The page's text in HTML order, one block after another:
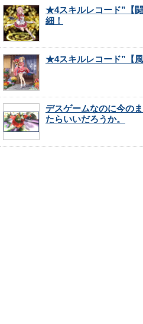
★4スキルレコード”【
細！
★4スキルレコード”【
デスゲームなのに今の
たらいいだろうか。